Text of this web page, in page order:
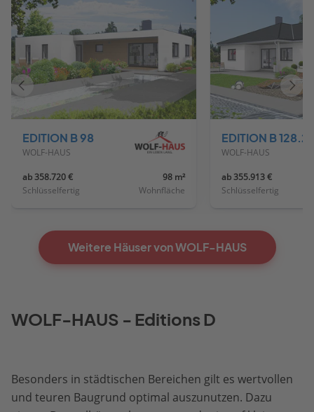
EDITION B 98
WOLF-HAUS
ab 358.720 €
Schlüsselfertig
98 m²
Wohnfläche
EDITION B 128.2
WOLF-HAUS
ab 355.913 €
Schlüsselfertig
Vorheriges
Haus
Haus
Weitere Häuser von WOLF-HAUS
WOLF-HAUS - Editions D
Besonders in städtischen Bereichen gilt es wertvollen
und teuren Baugrund optimal auszunutzen. Dazu